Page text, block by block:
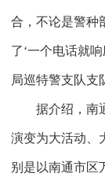
合，不论是警种
了‘一个电话就
局巡特警支队支
据介绍，南
演变为大活动、
别是以南通市区